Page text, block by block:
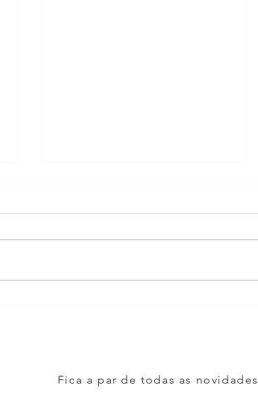
Fica a par de todas as novidades